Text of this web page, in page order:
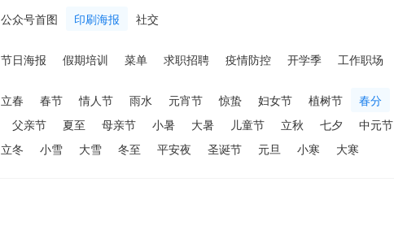
公众号首图 印刷海报 社交
节日海报 假期培训 菜单 求职招聘 疫情防控 开学季 工作职场
立春 春节 情人节 雨水 元宵节 惊蛰 妇女节 植树节 春分
父亲节 夏至 母亲节 小暑 大暑 儿童节 立秋 七夕 中元节
立冬 小雪 大雪 冬至 平安夜 圣诞节 元旦 小寒 大寒